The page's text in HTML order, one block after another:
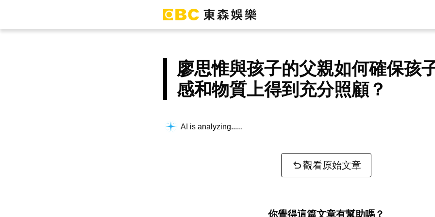
廖思惟與孩子的父親如何確保孩
感和物質上得到充分照顧？
AI is analyzing...
觀看原始文章
你覺得這篇文章有幫助嗎？